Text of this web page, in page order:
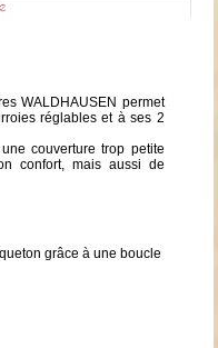
WALDHAUSEN permet
réglables et à ses 2
couverture trop petite
confort, mais aussi de
grâce à une boucle